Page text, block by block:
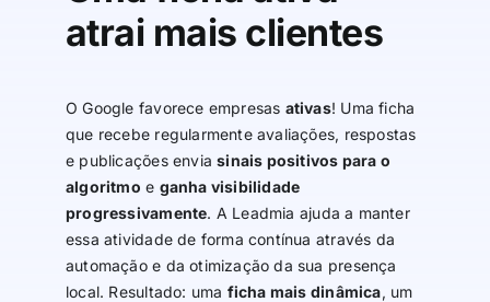
atrai mais clientes
O Google favorece empresas ativas! Uma ficha
que recebe regularmente avaliações, respostas
e publicações enviasinais positivos para o
algoritmo e ganha visibilidade
progressivamente. A Leadmia ajuda a manter
essa atividade de forma contínua através da
automação e da otimização da sua presença
local. Resultado: uma ficha mais dinâmica, um